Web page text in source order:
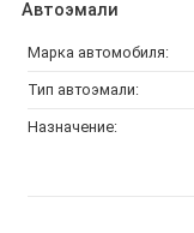
Автоэмали
Марка автомобиля:
Тип автоэмали:
Назначение: